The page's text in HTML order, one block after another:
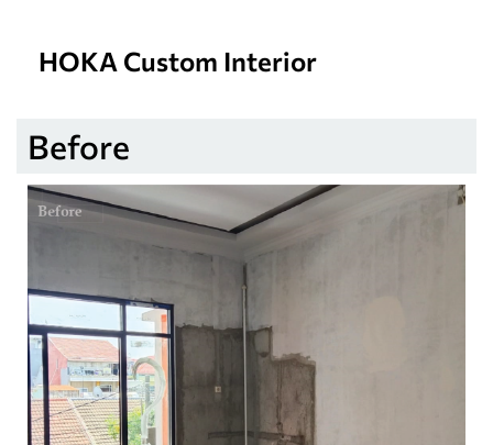
HOKA Custom Interior
Before